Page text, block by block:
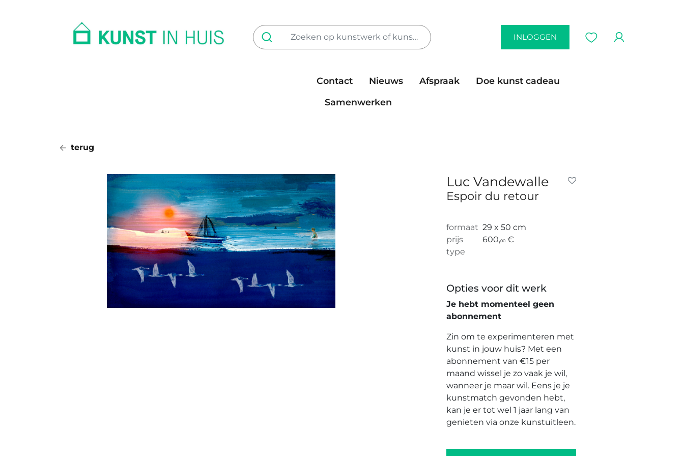
INLOGGEN
Contact Nieuws Afspraak
Doe kunst cadeau
Samenwerken
terug
Luc Vandewalle
Espoir du retour
formaat 29 x 50 cm
prijs
600,00 €
type
Opties voor dit werk
Je hebt momenteel geen
abonnement
Zin om te experimenteren met
kunst in jouw huis? Met een
abonnement van €15 per
maand wissel je zo vaak je wil,
wanneer je maar wil. Eens je je
kunstmatch gevonden hebt,
kan je er tot wel 1 jaar lang van
genieten via onze kunstuitleen.